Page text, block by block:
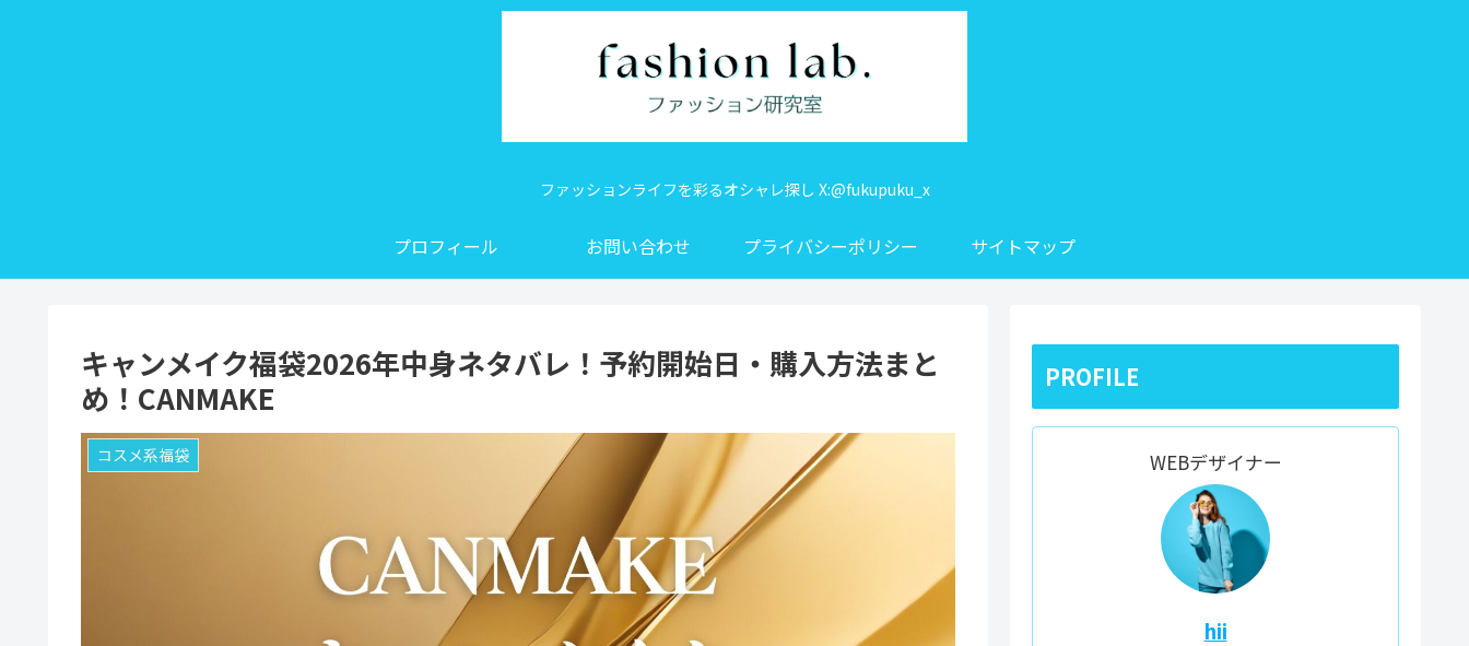
ファッションライフを彩るオシャレ探し X:@fukupuku_x
プロフィール お問い合わせ プライバシーポリシー サイトマップ
キャンメイク福袋2026年中身ネタバレ！予約開始日・購入方法まと
め！CANMAKE
コスメ系福袋
PROFILE
WEBデザイナー
hii